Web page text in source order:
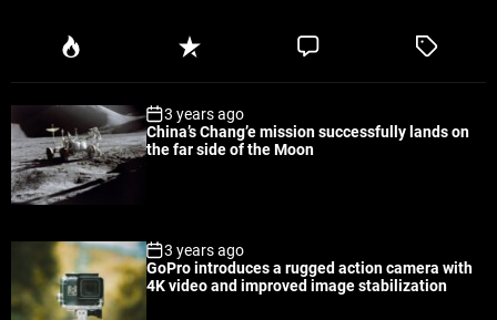
P
l
a
r
R
e
n
C
e
T
e
3 years ago
China’s Chang’e mission successfully lands on
the far side of the Moon
3 years ago
GoPro introduces a rugged action camera with
4K video and improved image stabilization